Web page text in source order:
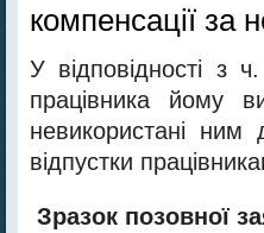
компенсації за
У відповідності з
працівника йому
невикористані ним
відпустки
Зразок позовної